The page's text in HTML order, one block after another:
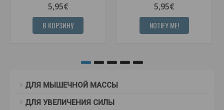
5,95€
В КОРЗИНУ
5,95€
NOTIFY ME!
ДЛЯ МЫШЕЧНОЙ МАССЫ
ДЛЯ УВЕЛИЧЕНИЯ СИЛЫ